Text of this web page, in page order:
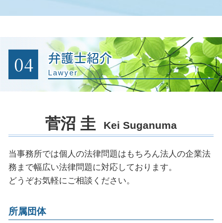
相続 期限
離婚協議書 書き方
離婚調停 応じない
逸失利益 とは
休業損害 いつもらえる
後遺症 逸失利益
事故 診断書 保険会社
免責 破産
車 破産
個人再生 ブラックリスト 期間
特定調停 手続
自己破産 費用
債務 弁済 調停
建物 明け渡し 訴訟
不動産会社 トラブル 相談
不法占拠 立ち退き
強制執行 明け渡し
賃貸住宅 トラブル
賃料 増額調停
土地 契約トラブル
起訴されたら 裁判
警察 逮捕 流れ
刑事事件 被害者
被害届 取り下げ 時間
起訴 執行猶予
逮捕 相談
示談 刑事事件
示談 前科
刑事事件 起訴
リーガル チェック 法務部
クレーム 対応 弁護士
残業代 請求された
商標権 侵害 ロゴ
債権回収 内容証明
企業法務 仕事内容
顧問弁護士 契約書
債権回収 訴訟
企業法務とは
企業間訴訟 弁護士
法務部 弁護士
04 弁護士紹介
Lawyer
菅沼 圭 Kei Suganuma
当事務所では個人の法律問題はもちろん法人の企業法
務まで幅広い法律問題に対応しております。
どうぞお気軽にご相談ください。
所属団体